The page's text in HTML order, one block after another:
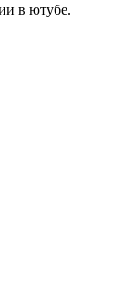
в ютубе.